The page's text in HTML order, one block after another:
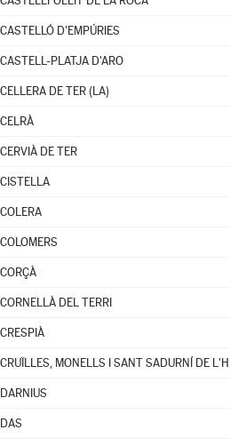
CASTELLÓ D'EMPÚRIES
CASTELL-PLATJA D'ARO
CELLERA DE TER (LA)
CELRÀ
CERVIÀ DE TER
CISTELLA
COLERA
COLOMERS
CORÇÀ
CORNELLÀ DEL TERRI
CRESPIÀ
CRUÏLLES, MONELLS I SANT SADURNÍ DE
DARNIUS
DAS